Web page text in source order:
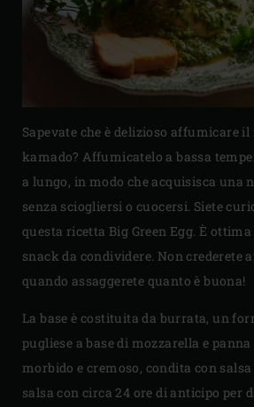
Sapevate che è delizioso affumicare
kamado? Affumicatelo a bassa
a lungo, in modo che acquisisca una
senza sciogliersi o cuocersi. Siete
questa ricetta Big Green Egg. È
snack da condividere. Non crederete
quando assaggerete quanto è buona!
La base è costituita da burrata, un
pugliese a base di mozzarella e
morbido e cremoso, condita con
salsa con circa 24 ore di anticipo per